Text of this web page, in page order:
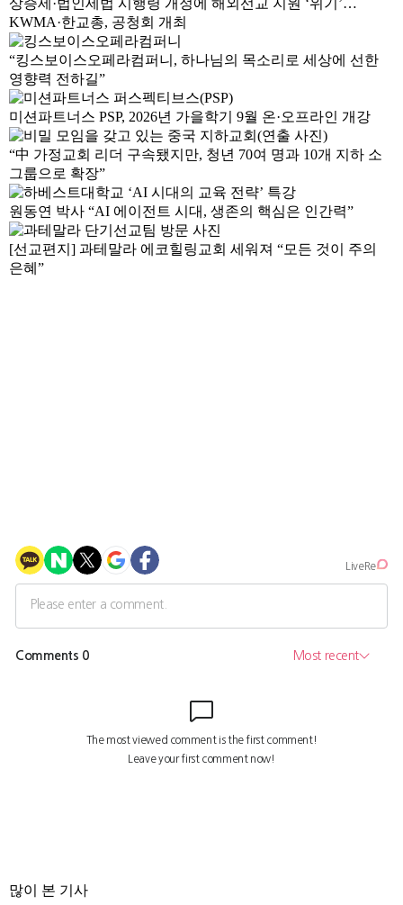
상증세·법인세법 시행령 개정에 해외선교 지원 ‘위기’…
KWMA·한교총, 공청회 개최
“킹스보이스오페라컴퍼니, 하나님의 목소리로 세상에 선한
영향력 전하길”
미션파트너스 PSP, 2026년 가을학기 9월 온·오프라인 개강
“中 가정교회 리더 구속됐지만, 청년 70여 명과 10개 지하 소
그룹으로 확장”
원동연 박사 “AI 에이전트 시대, 생존의 핵심은 인간력”
[선교편지] 과테말라 에코힐링교회 세워져 “모든 것이 주의
은혜”
많이 본 기사